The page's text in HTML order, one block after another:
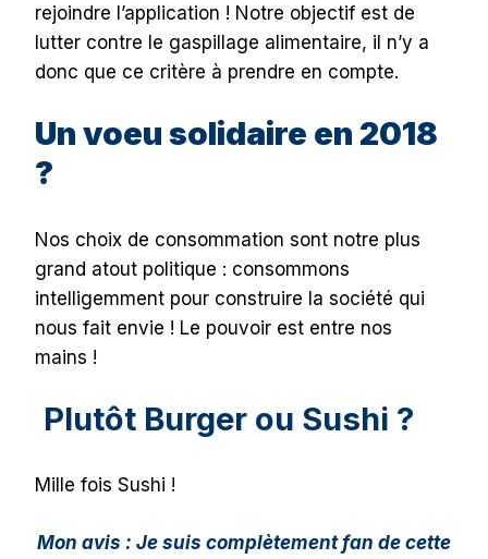
rejoindre l’application ! Notre objectif est de
lutter contre le gaspillage alimentaire, il n’y a
donc que ce critère à prendre en compte.
Un voeu solidaire en 2018
?
Nos choix de consommation sont notre plus
grand atout politique : consommons
intelligemment pour construire la société qui
nous fait envie ! Le pouvoir est entre nos
mains !
Plutôt Burger ou Sushi ?
Mille fois Sushi !
Mon avis : Je suis complètement fan de cette